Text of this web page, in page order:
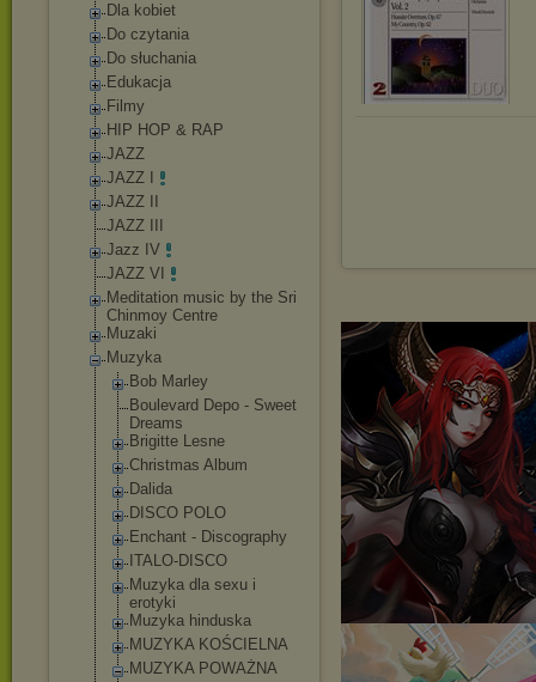
Dla kobiet
Do czytania
Do słuchania
Edukacja
Filmy
HIP HOP & RAP
JAZZ
JAZZ I
JAZZ II
JAZZ III
Jazz IV
JAZZ VI
Meditation music by the Sri
Chinmoy Centre
Muzaki
Muzyka
Bob Marley
Boulevard Depo - Sweet
Dreams
Brigitte Lesne
Christmas Album
Dalida
DISCO POLO
Enchant - Discography
ITALO-DISCO
Muzyka dla sexu i
erotyki
Muzyka hinduska
MUZYKA KOŚCIELNA
MUZYKA POWAŻNA